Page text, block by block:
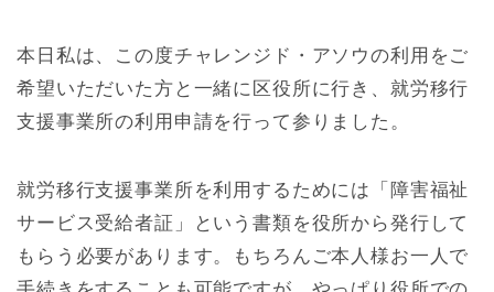
本日私は、この度チャレンジド・アソウの利用をご
希望いただいた方と一緒に区役所に行き、就労移行
支援事業所の利用申請を行って参りました。
就労移行支援事業所を利用するためには「障害福祉
サービス受給者証」という書類を役所から発行して
もらう必要があります。もちろんご本人様お一人で